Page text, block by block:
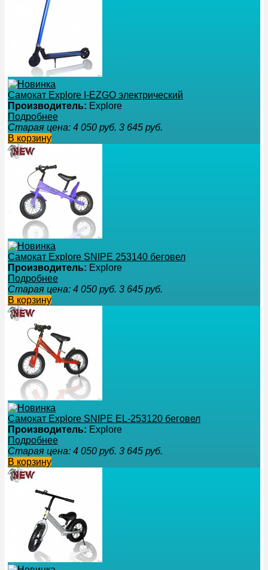
Самокат Explore I-EZGO электрический
Производитель: Explore
Подробнее
Старая цена: 4 050 руб. 3 645 руб.
В корзину
Самокат Explore SNIPE 253140 беговел
Производитель: Explore
Подробнее
Старая цена: 4 050 руб. 3 645 руб.
В корзину
Самокат Explore SNIPE EL-253120 беговел
Производитель: Explore
Подробнее
Старая цена: 4 050 руб. 3 645 руб.
В корзину